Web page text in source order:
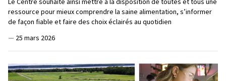
ressource pour mieux comprendre la saine alimentation, s’informer
de façon fiable et faire des choix éclairés au quotidien
— 25 mars 2026